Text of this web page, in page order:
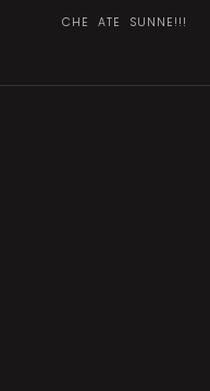
CHE ATE SUNNE!!!